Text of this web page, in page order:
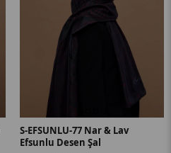
S-EFSUNLU-77 Nar & Lav
Efsunlu Desen Şal